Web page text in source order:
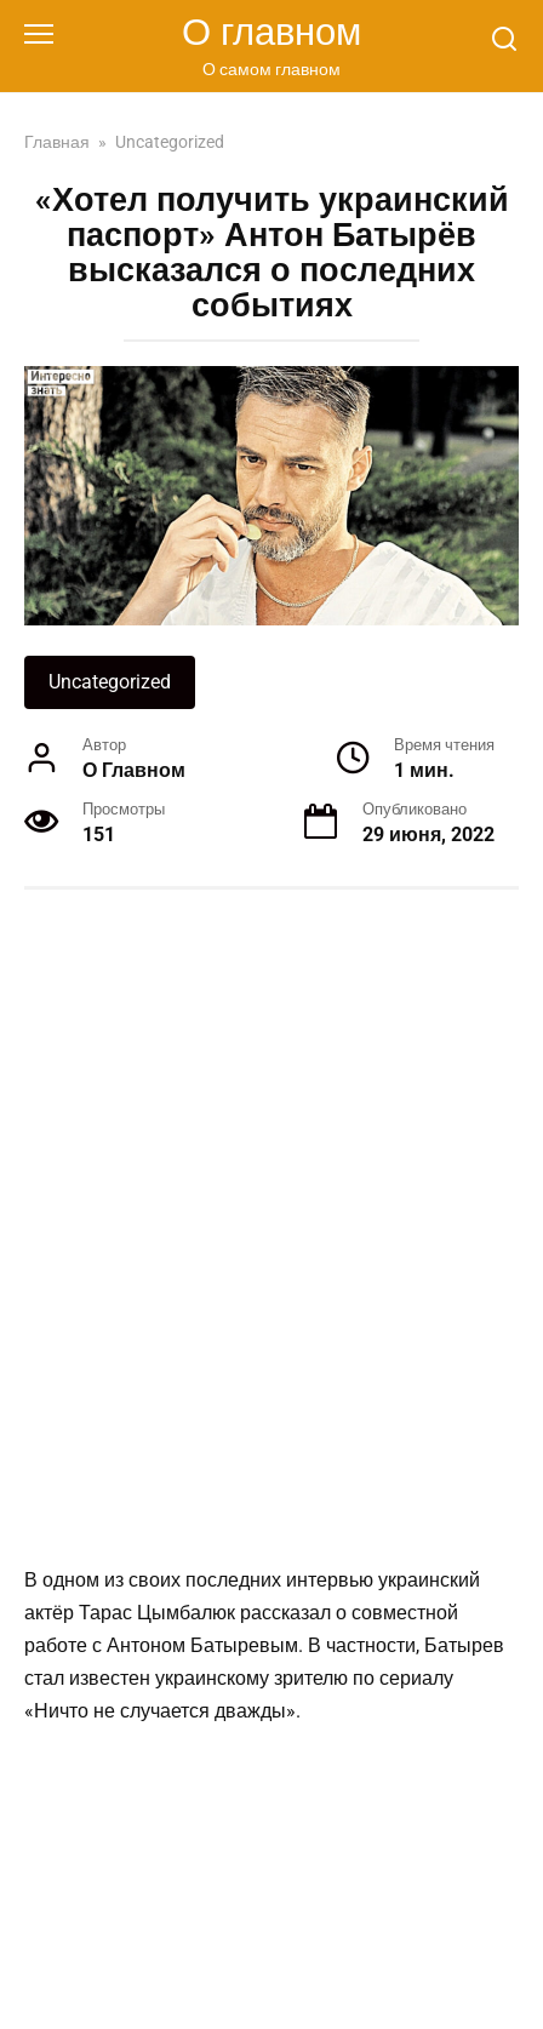
О главном
О самом главном
Главная » Uncategorized
«Хотел получить украинский
паспорт» Антон Батырёв
высказался о последних
событиях
Uncategorized
Автор
О Главном
Время чтения
1 мин.
Просмотры
151
Опубликовано
29 июня, 2022
В одном из своих последних интервью украинский
актёр Тарас Цымбалюк рассказал о совместной
работе с Антоном Батыревым. В частности, Батырев
стал известен украинскому зрителю по сериалу
«Ничто не случается дважды».